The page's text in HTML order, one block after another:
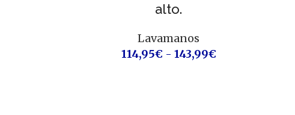
alto.
Lavamanos
114,95€ - 143,99€